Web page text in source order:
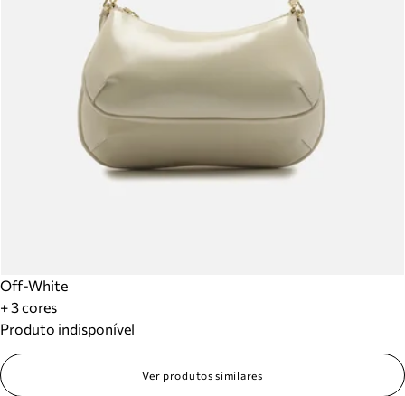
Off-White
+ 3 cores
Produto indisponível
Ver produtos similares